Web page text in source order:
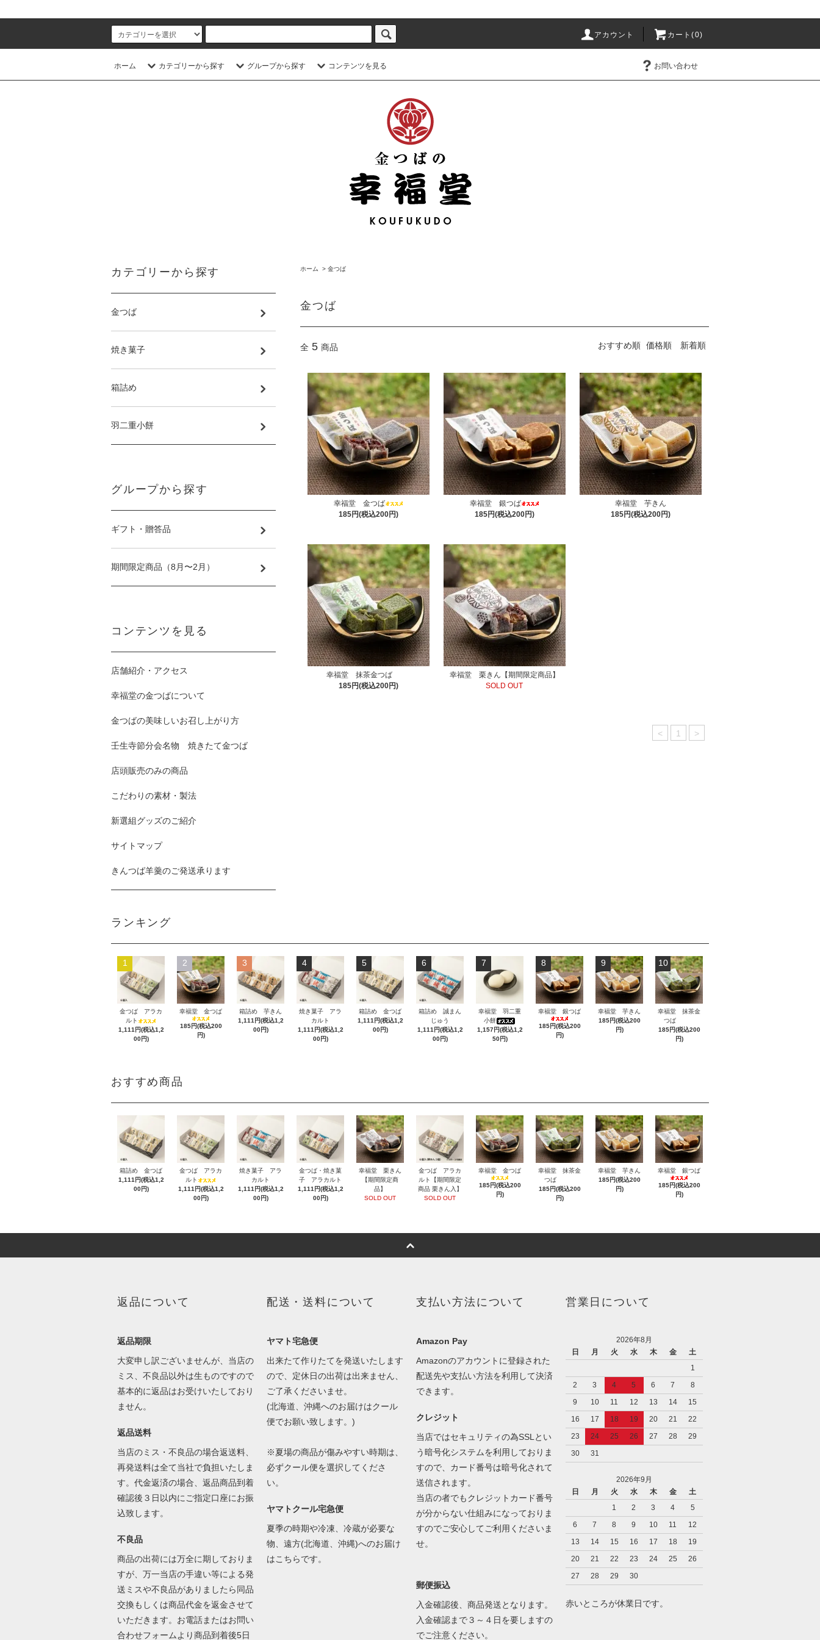
アカウント カート(0)
ホーム カテゴリーから探す グループから探す コンテンツを見る お問い合わせ
ホーム > 金つば
金つば
全 5 商品 おすすめ順 価格順 新着順
幸福堂 金つば
185円(税込200円)
幸福堂 銀つば
185円(税込200円)
幸福堂 芋きん
185円(税込200円)
幸福堂 抹茶金つば
185円(税込200円)
幸福堂 栗きん【期間限定商品】
SOLD OUT
< 1 >
カテゴリーから探す
金つば
焼き菓子
箱詰め
羽二重小餅
グループから探す
ギフト・贈答品
期間限定商品（8月〜2月）
コンテンツを見る
店舗紹介・アクセス
幸福堂の金つばについて
金つばの美味しいお召し上がり方
壬生寺節分会名物 焼きたて金つば
店頭販売のみの商品
こだわりの素材・製法
新選組グッズのご紹介
サイトマップ
きんつば羊羹のご発送承ります
ランキング
1
金つば アラカ
ルト
1,111円(税込1,2
00円)
2
幸福堂 金つば
185円(税込200
円)
3
箱詰め 芋きん
1,111円(税込1,2
00円)
4
焼き菓子 アラ
カルト
1,111円(税込1,2
00円)
5
箱詰め 金つば
1,111円(税込1,2
00円)
6
箱詰め 誠まん
じゅう
1,111円(税込1,2
00円)
7
幸福堂 羽二重
小餅
1,157円(税込1,2
50円)
8
幸福堂 銀つば
185円(税込200
円)
9
幸福堂 芋きん
185円(税込200
円)
10
幸福堂 抹茶金
つば
185円(税込200
円)
おすすめ商品
箱詰め 金つば
1,111円(税込1,2
00円)
金つば アラカ
ルト
1,111円(税込1,2
00円)
焼き菓子 アラ
カルト
1,111円(税込1,2
00円)
金つば・焼き菓
子 アラカルト
1,111円(税込1,2
00円)
幸福堂 栗きん
【期間限定商
品】
SOLD OUT
金つば アラカ
ルト【期間限定
商品 栗きん入】
SOLD OUT
幸福堂 金つば
185円(税込200
円)
幸福堂 抹茶金
つば
185円(税込200
円)
幸福堂 芋きん
185円(税込200
円)
幸福堂 銀つば
185円(税込200
円)
返品について
返品期限
大変申し訳ございませんが、当店の
ミス、不良品以外は生ものですので
基本的に返品はお受けいたしており
ません。
返品送料
当店のミス・不良品の場合返送料、
再発送料は全て当社で負担いたしま
す。代金返済の場合、返品商品到着
確認後３日以内にご指定口座にお振
込致します。
不良品
商品の出荷には万全に期しておりま
すが、万一当店の手違い等による発
送ミスや不良品がありましたら同品
交換もしくは商品代金を返金させて
いただきます。お電話またはお問い
合わせフォームより商品到着後5日
配送・送料について
ヤマト宅急便
出来たて作りたてを発送いたします
ので、定休日の出荷は出来ません、
ご了承くださいませ。
(北海道、沖縄へのお届けはクール
便でお願い致します。)
※夏場の商品が傷みやすい時期は、
必ずクール便を選択してくださ
い。
ヤマトクール宅急便
夏季の時期や冷凍、冷蔵が必要な
物、遠方(北海道、沖縄)へのお届け
はこちらです。
支払い方法について
Amazon Pay
Amazonのアカウントに登録された
配送先や支払い方法を利用して決済
できます。
クレジット
当店ではセキュリティの為SSLとい
う暗号化システムを利用しておりま
すので、カード番号は暗号化されて
送信されます。
当店の者でもクレジットカード番号
が分からない仕組みになっておりま
すのでご安心してご利用くださいま
せ。
郵便振込
入金確認後、商品発送となります。
入金確認まで３～４日を要しますの
でご注意ください。
営業日について
2026年8月
日
月 火 水 木 金
土
1
2
3 4 5 6 7
8
9
10 11 12 13 14
15
16
17 18 19 20 21
22
23
24 25 26 27 28
29
30
31
2026年9月
日
月 火 水 木 金
土
1
2 3 4
5
6
7 8 9 10 11
12
13
14 15 16 17 18
19
20
21 22 23 24 25
26
27
28 29 30
赤いところが休業日です。